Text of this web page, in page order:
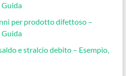
Guida
per prodotto difettoso –
Guida
e stralcio debito – Esempio,